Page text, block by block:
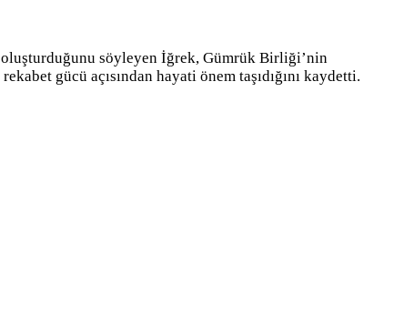
oluşturduğunu söyleyen İğrek, Gümrük Birliği’nin
gücü açısından hayati önem taşıdığını kaydetti.